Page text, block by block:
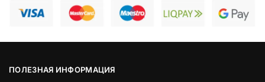
ПОЛЕЗНАЯ ИНФОРМАЦИЯ